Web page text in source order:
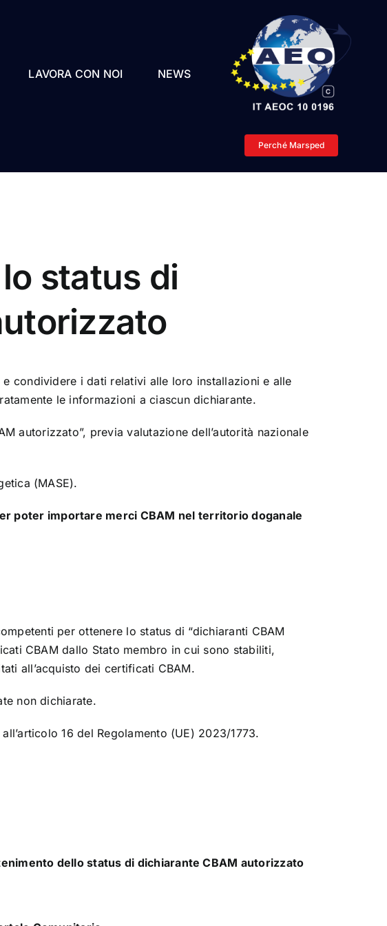
LAVORA CON NOI
NEWS
Perché Marsped
status di
condividere i dati relativi alle loro installazioni e alle
le informazioni a ciascun dichiarante.
autorizzato”, previa valutazione dell’autorità nazionale
(MASE).
poter importare merci CBAM nel territorio doganale
per ottenere lo status di “dichiaranti CBAM
CBAM dallo Stato membro in cui sono stabiliti,
all’acquisto dei certificati CBAM.
non dichiarate.
16 del Regolamento (UE) 2023/1773.
dello status di dichiarante CBAM autorizzato